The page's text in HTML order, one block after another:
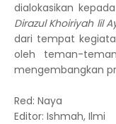
dialokasikan
Dirazul Khoiriyah lil
dari tempat
oleh teman-
mengembangkan
Red: Naya
Editor: Ishmah, Ilmi